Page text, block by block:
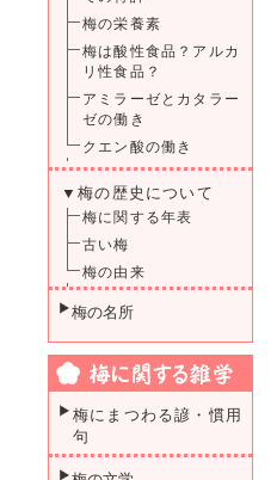
梅の栄養素
梅は酸性食品？アルカ
リ性食品？
アミラーゼとカタラー
ゼの働き
クエン酸の働き
▼梅の歴史について
梅に関する年表
古い梅
梅の由来
梅の名所
梅にまつわる諺・慣用
句